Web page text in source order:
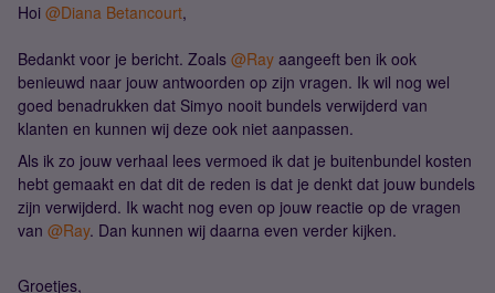
Hoi @Diana Betancourt,
Bedankt voor je bericht. Zoals @Ray aangeeft ben ik ook
benieuwd naar jouw antwoorden op zijn vragen. Ik wil nog wel
goed benadrukken dat Simyo nooit bundels verwijderd van
klanten en kunnen wij deze ook niet aanpassen.
Als ik zo jouw verhaal lees vermoed ik dat je buitenbundel kosten
hebt gemaakt en dat dit de reden is dat je denkt dat jouw bundels
zijn verwijderd. Ik wacht nog even op jouw reactie op de vragen
van @Ray. Dan kunnen wij daarna even verder kijken.
Groetjes,